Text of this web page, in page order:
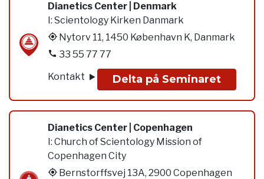
Dianetics Center | Denmark
I: Scientology Kirken Danmark
Nytorv 11, 1450 København K, Danmark
33 55 77 77
Kontakt
Delta på Seminaret
Dianetics Center | Copenhagen
I: Church of Scientology Mission of
Copenhagen City
Bernstorffsvej 13A, 2900 Copenhagen